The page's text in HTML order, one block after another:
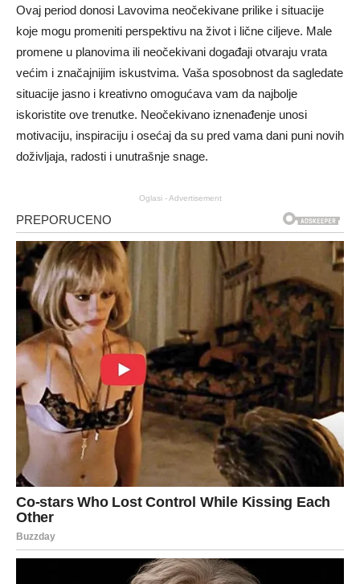
Ovaj period donosi Lavovima neočekivane prilike i situacije
koje mogu promeniti perspektivu na život i lične ciljeve. Male
promene u planovima ili neočekivani događaji otvaraju vrata
većim i značajnijim iskustvima. Vaša sposobnost da sagledate
situacije jasno i kreativno omogućava vam da najbolje
iskoristite ove trenutke. Neočekivano iznenađenje unosi
motivaciju, inspiraciju i osećaj da su pred vama dani puni novih
doživljaja, radosti i unutrašnje snage.
Oglasi - Advertisement